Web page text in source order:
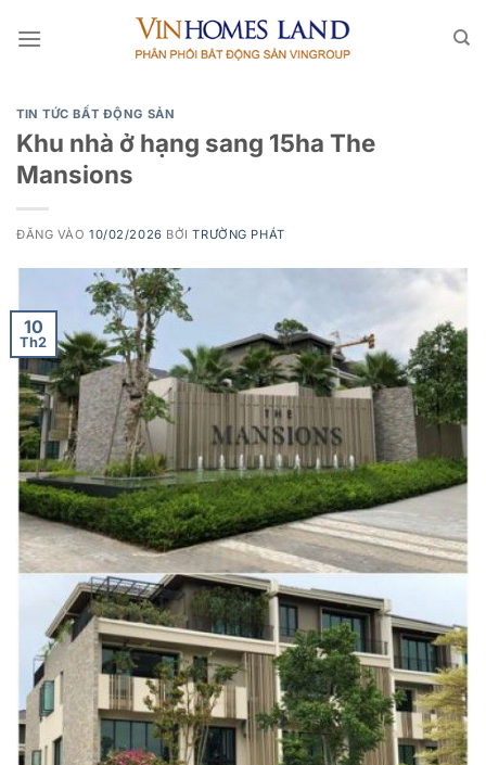
qua
TIN TỨC BẤT ĐỘNG SẢN
Khu nhà ở hạng sang 15ha The
Mansions
ĐĂNG VÀO10/02/2026 BỞITRƯỜNG PHÁT
10
Th2